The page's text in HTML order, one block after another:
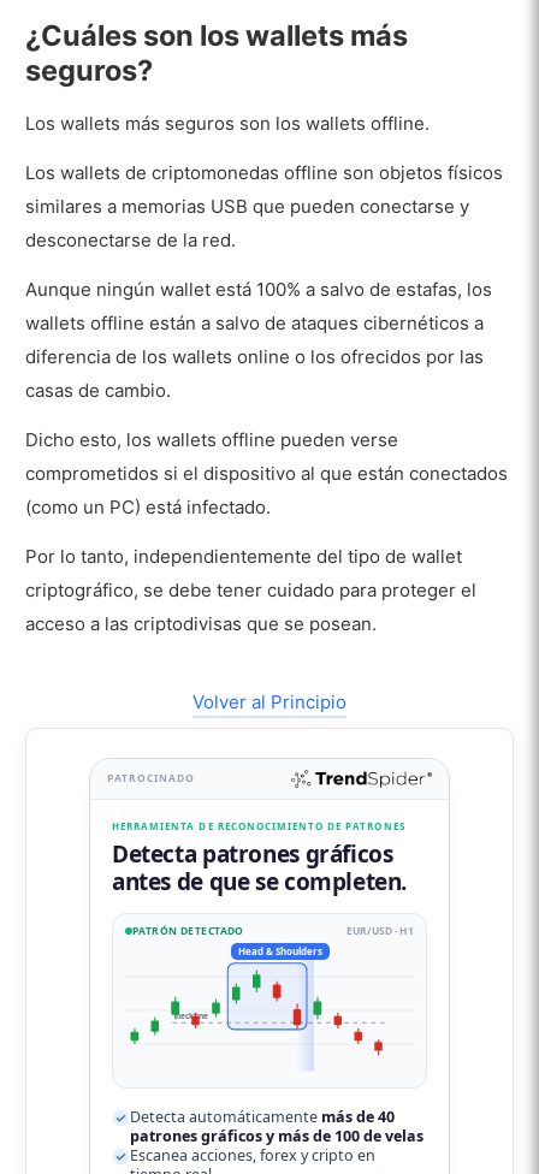
¿Cuáles son los wallets más
seguros?
Los wallets más seguros son los wallets offline.
Los wallets de criptomonedas offline son objetos físicos
similares a memorias USB que pueden conectarse y
desconectarse de la red.
Aunque ningún wallet está 100% a salvo de estafas, los
wallets offline están a salvo de ataques cibernéticos a
diferencia de los wallets online o los ofrecidos por las
casas de cambio.
Dicho esto, los wallets offline pueden verse
comprometidos si el dispositivo al que están conectados
(como un PC) está infectado.
Por lo tanto, independientemente del tipo de wallet
criptográfico, se debe tener cuidado para proteger el
acceso a las criptodivisas que se posean.
Volver al Principio
PATROCINADO
HERRAMIENTA DE RECONOCIMIENTO DE PATRONES
Detecta patrones gráficos
antes de que se completen.
PATRÓN DETECTADO EUR/USD · H1
neckline
Head & Shoulders
Detecta automáticamente más de 40
patrones gráficos y más de 100 de velas
Escanea acciones, forex y cripto en